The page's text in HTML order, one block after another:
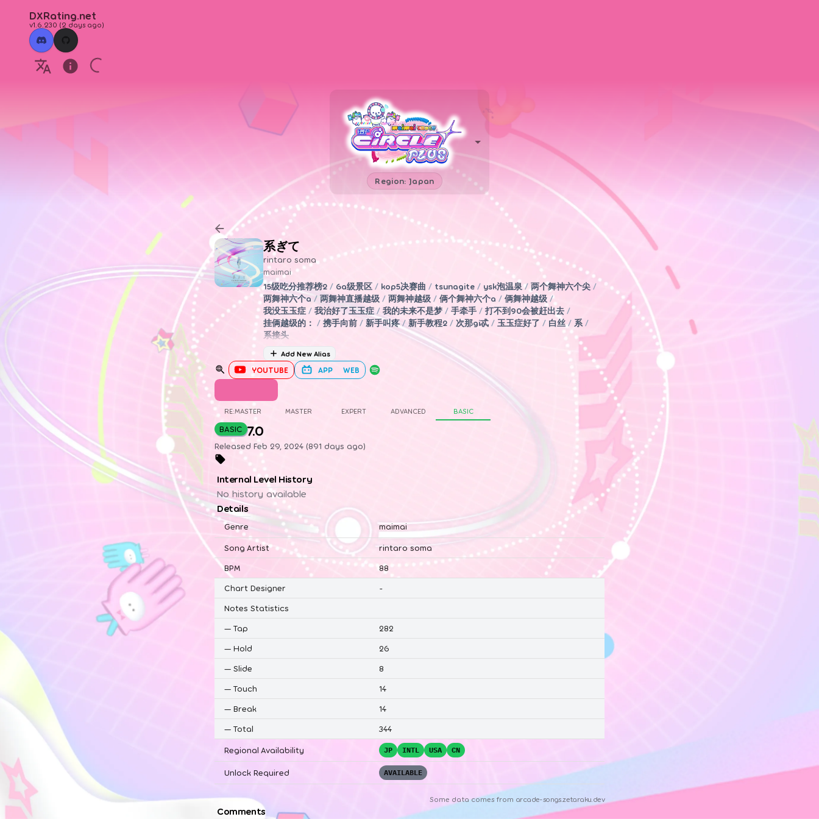
DXRating.net
v1.6.230 (2 days ago)
Region: Japan
系ぎて
rintaro soma
maimai
15级吃分推荐榜2 / 6a级景区 / kop5决赛曲 / tsunagite / ysk泡温泉 / 两个舞神六个尖 /
两舞神六个a / 两舞神直播越级 / 两舞神越级 / 俩个舞神六个a / 俩舞神越级 /
我没玉玉症 / 我治好了玉玉症 / 我的未来不是梦 / 手牵手 / 打不到90会被赶出去 /
挂俩越级的： / 携手向前 / 新手叫疼 / 新手教程2 / 次那gi忒 / 玉玉症好了 / 白丝 / 系 /
系接头
Add New Alias
YOUTUBE APP WEB
RE:MASTER MASTER EXPERT ADVANCED BASIC
BASIC 7.0
Released Feb 29, 2024 (891 days ago)
Internal Level History
No history available
Details
Genre maimai
Song Artist
rintaro soma
BPM
88
Chart Designer
-
Notes Statistics
— Tap
282
— Hold
26
— Slide
8
— Touch
14
— Break
14
— Total 344
Regional Availability JP INTL USA CN
Unlock Required AVAILABLE
Some data comes from arcade-songs.zetaraku.dev
Comments